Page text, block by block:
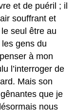
et de puéril ; il
souffrant et
le seul être au
gens du
à mon
l’interroger de
Mais son
que je
nous